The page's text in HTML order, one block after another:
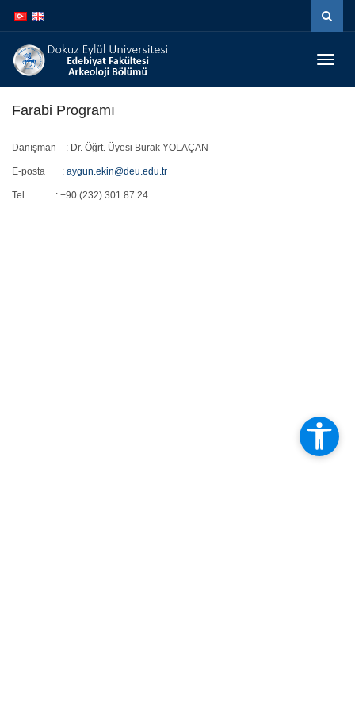
atla
atla
Farabi Programı
Danışman : Dr. Öğrt. Üyesi Burak YOLAÇAN
E-posta : aygun.ekin@deu.edu.tr
Tel : +90 (232) 301 87 24